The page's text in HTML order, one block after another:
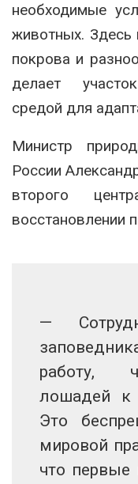
необходимые
животных. Здесь
покрова и
делает
средой для
Министр
России
второго
восстановлении
—
работу,
лошадей к
Это
мировой
что первые